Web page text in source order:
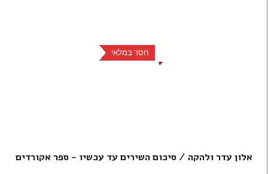
חסר במלאי
אלון עדר ולהקה / סיכום השירים עד עכשיו – ספר אקורדים